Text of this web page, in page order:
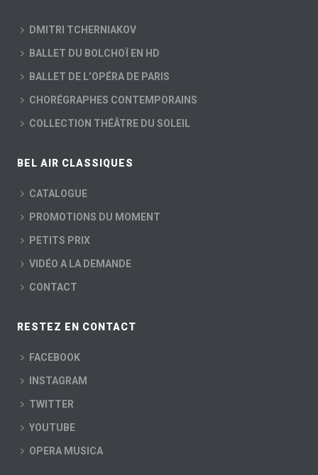
DMITRI TCHERNIAKOV
BALLET DU BOLCHOÏ EN HD
BALLET DE L’OPÉRA DE PARIS
CHORÉGRAPHES CONTEMPORAINS
COLLECTION THÉÂTRE DU SOLEIL
BEL AIR CLASSIQUES
CATALOGUE
PROMOTIONS DU MOMENT
PETITS PRIX
VIDÉO A LA DEMANDE
CONTACT
RESTEZ EN CONTACT
FACEBOOK
INSTAGRAM
TWITTER
YOUTUBE
OPERA MUSICA